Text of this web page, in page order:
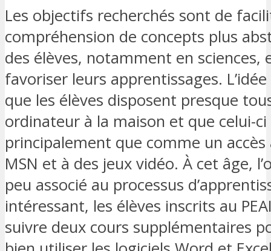
Les objectifs recherchés sont de
compréhension de concepts plus
des élèves, notamment en sciences,
favoriser leurs apprentissages.
que les élèves disposent presque
ordinateur à la maison et que celui-ci
principalement que comme un accès
MSN et à des jeux vidéo. À cet âge,
peu associé au processus
intéressant, les élèves inscrits au
suivre deux cours supplémentaires